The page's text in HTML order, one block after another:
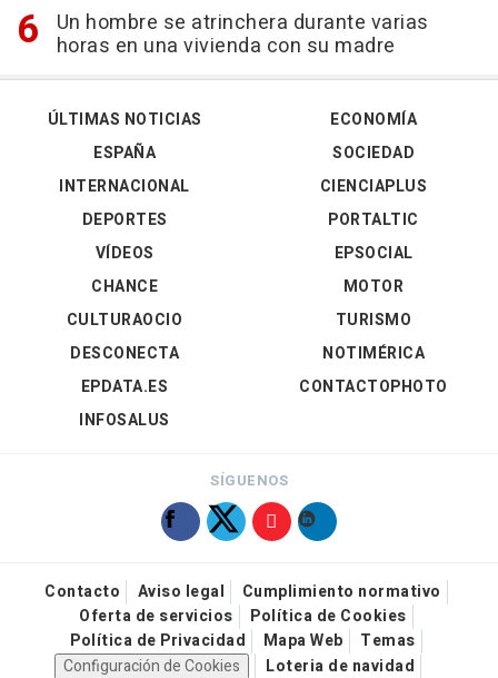
Un hombre se atrinchera durante varias
horas en una vivienda con su madre
ÚLTIMAS NOTICIAS
ESPAÑA
INTERNACIONAL
DEPORTES
VÍDEOS
ECONOMÍA
SOCIEDAD
CIENCIAPLUS
PORTALTIC
EPSOCIAL
CHANCE
CULTURAOCIO
DESCONECTA
EPDATA.ES
INFOSALUS
MOTOR
TURISMO
NOTIMÉRICA
CONTACTOPHOTO
SÍGUENOS
Contacto Aviso legal
Cumplimiento normativo
Oferta de servicios
Política de Cookies
Política de Privacidad
Mapa Web
Temas
Configuración de Cookies
Loteria de navidad